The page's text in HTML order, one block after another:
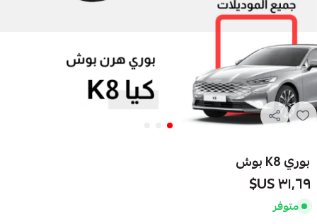
بوري K8 بوش
٣١٫٦٩ US$
متوفر